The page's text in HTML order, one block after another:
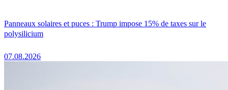
Panneaux solaires et puces : Trump impose 15% de taxes sur le
polysilicium
07.08.2026